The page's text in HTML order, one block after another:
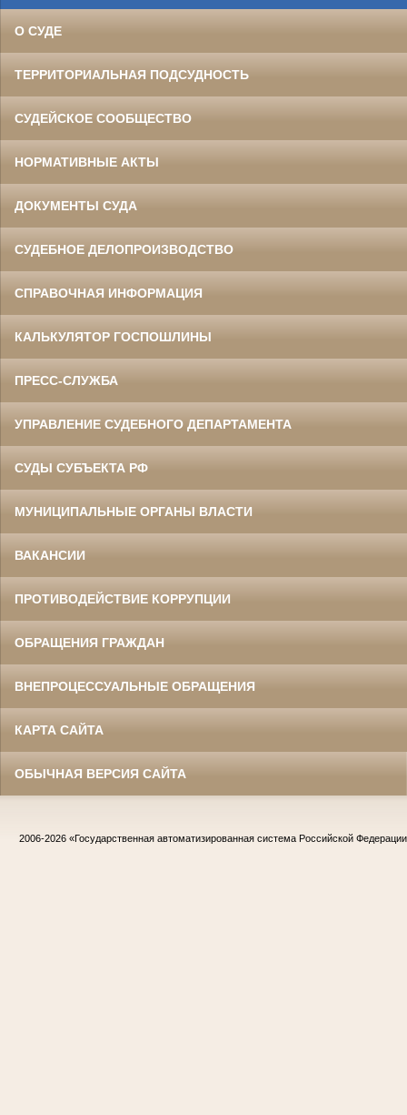
О СУДЕ
ТЕРРИТОРИАЛЬНАЯ ПОДСУДНОСТЬ
СУДЕЙСКОЕ СООБЩЕСТВО
НОРМАТИВНЫЕ АКТЫ
ДОКУМЕНТЫ СУДА
СУДЕБНОЕ ДЕЛОПРОИЗВОДСТВО
СПРАВОЧНАЯ ИНФОРМАЦИЯ
КАЛЬКУЛЯТОР ГОСПОШЛИНЫ
ПРЕСС-СЛУЖБА
УПРАВЛЕНИЕ СУДЕБНОГО ДЕПАРТАМЕНТА
СУДЫ СУБЪЕКТА РФ
МУНИЦИПАЛЬНЫЕ ОРГАНЫ ВЛАСТИ
ВАКАНСИИ
ПРОТИВОДЕЙСТВИЕ КОРРУПЦИИ
ОБРАЩЕНИЯ ГРАЖДАН
ВНЕПРОЦЕССУАЛЬНЫЕ ОБРАЩЕНИЯ
КАРТА САЙТА
ОБЫЧНАЯ ВЕРСИЯ САЙТА
2006-2026 «Государственная автоматизированная система Российской